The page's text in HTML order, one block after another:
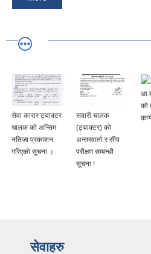
सेवा कारार ट्याक्टर
चालक को अन्तिम
नतिजा प्रकाशन
गरिएको सूचना ।
सवारी चालक
(ट्र्याक्टर) को
अन्तरवार्ता र सीप
परीक्षण सम्बन्धी
सूचना !
को
सेवाहरु